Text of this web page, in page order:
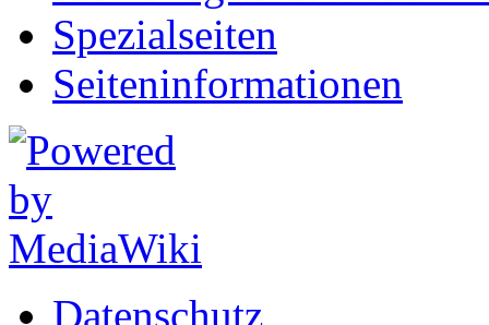
Spezialseiten
Seiten­informationen
Datenschutz